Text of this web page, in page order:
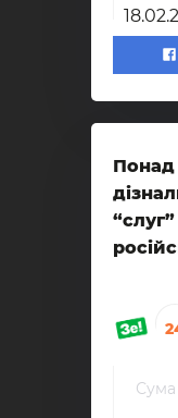
Понад
Сума